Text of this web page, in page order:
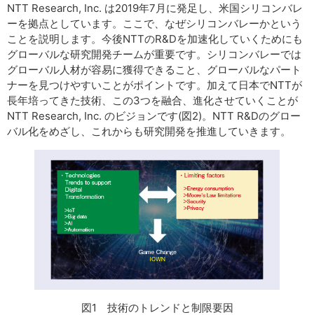
NTT Research, Inc. は2019年7月に発足し、米国シリコンバレ
ーを拠点としています。ここで、なぜシリコンバレーかという
ことを説明します。今後NTTのR&Dを加速化していくためにも
グローバルな研究開発チームが重要です。シリコンバレーでは
グローバル人材が容易に獲得できること、グローバルなパート
ナーを見つけやすいことがポイントです。加えて日本でNTTが
長年培ってきた技術、この3つを融合、進化させていくことが
NTT Research, Inc. のビジョンです(図2)。NTT R&Dのグロー
バル化をめざし、これからも研究開発を推進していきます。
図1 技術のトレンドと制限要因